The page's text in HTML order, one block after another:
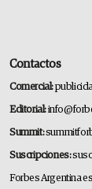
Contactos
Comercial:
Editorial:
Summit:
Suscripciones:
Forbes Argentina